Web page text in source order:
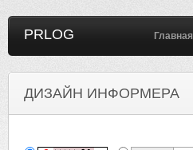
PRLOG Главная
ДИЗАЙН ИНФОРМЕРА